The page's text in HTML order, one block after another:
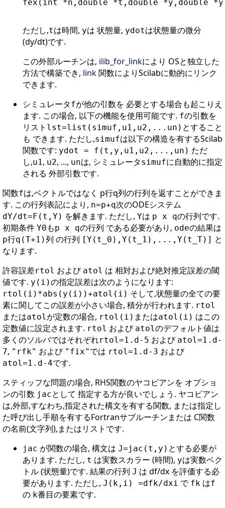
fex(int *n,double *t,double *y,double
ただし,tは時間, yは 状態量, ydotは状態量の微分
(dy/dt)です.
この外部ルーチンは, ilib_for_linkにより OSと独立した
方法で構築でき, link関数によりScilabに動的にリンク
できます.
シミュレータfが他の引数を 必要とする場合も起こりえ
ます. この場合, 以下の機能を使用可能です. fの引数を
リスト lst=list(simuf,u1,u2,...un) とすること
も できます. ただし,simufは以下の構造を有するScilab
関数です: ydot = f(t,y,u1,u2,...,un) ただ
し,u1, u2, ..., unは, シミュレータsimufに自動的に指定
される 外部引数です.
関数fは,ベクトルではなく p行q列の行列を返すことができま
す. この行列表記により, n=p+q次のODEシステム
dY/dt=F(t,Y) を解きます. ただし, Yは p x qの行列です.
初期条件 Y0 もp x qの行列 である必要があり, odeの結果は
p行q(T+1)列 の行列 [Y(t_0),Y(t_1),...,Y(t_T)] と
なります.
許容誤差rtol および atol は 相対および絶対推定誤差の閾
値です. y(i)の指定誤差は次のようになります:
rtol(i)*abs(y(i))+atol(i) そして,状態量の全ての要
素に関してこの誤差が小さい場合, 積分が行われます. rtol
またはatolが定数の場合, rtol(i) またはatol(i) はこの
定数値に設定されます. rtol および atolのデフォルト値は
多くのソルバではそれぞれrtol=1.d-5 および atol=1.d-
7, "rfk" および "fix" では rtol=1.d-3 および
atol=1.d-4です.
スティッフな問題の場合, RHS関数のヤコビアンを オプショ
ンの引数 jacとして 指定する方が良いでしょう. ヤコビアン
は,外部,すなわち,指定された構文を有する関数, または指定し
た呼び出し手順を有するFortranサブルーチンまたは C関数
の名前(文字列),またはリストです.
jac が関数の場合, 構文は J=jac(t,y) とする必要が
あります. ただし, t は実数スカラー (時間), yは実数ベク
トル (状態量)です. 結果の行列 J は df/dx を評価する必
要があります. ただし, J(k,i) =dfk/dxi で fk はf
の k番目の要素です.